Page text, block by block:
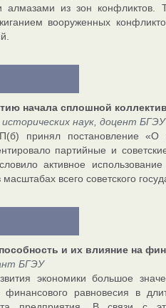
из зон конфликтов.
вооруженных
начала сплошной
наук, доцент БГЭУ
принял постановление «О
партийные и
активное
всего советского
и их влияние на
БГЭУ
экономики большое
равновесия в